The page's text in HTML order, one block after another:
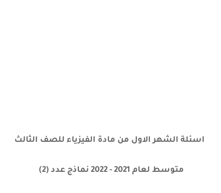
اسئلة الشهر الاول من مادة الفيزياء للصف الثالث
متوسط لعام 2021 - 2022 نماذج عدد (2)